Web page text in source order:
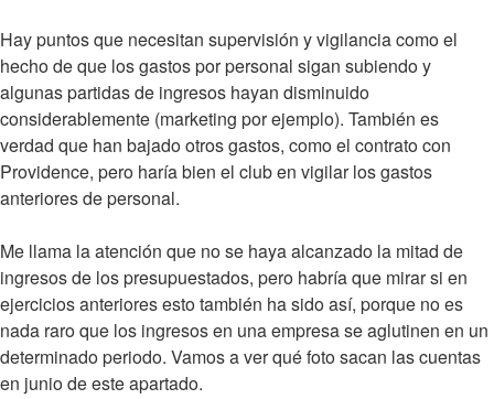
Hay puntos que necesitan supervisión y vigilancia como el
hecho de que los gastos por personal sigan subiendo y
algunas partidas de ingresos hayan disminuido
considerablemente (marketing por ejemplo). También es
verdad que han bajado otros gastos, como el contrato con
Providence, pero haría bien el club en vigilar los gastos
anteriores de personal.
Me llama la atención que no se haya alcanzado la mitad de
ingresos de los presupuestados, pero habría que mirar si en
ejercicios anteriores esto también ha sido así, porque no es
nada raro que los ingresos en una empresa se aglutinen en un
determinado periodo. Vamos a ver qué foto sacan las cuentas
en junio de este apartado.